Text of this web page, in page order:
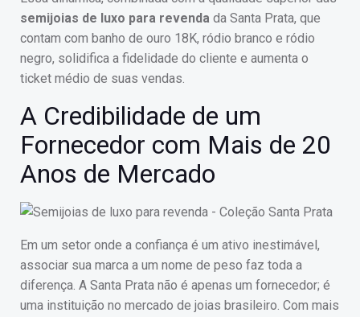
semijoias de luxo para revenda da Santa Prata, que
contam com banho de ouro 18K, ródio branco e ródio
negro, solidifica a fidelidade do cliente e aumenta o
ticket médio de suas vendas.
A Credibilidade de um
Fornecedor com Mais de 20
Anos de Mercado
Em um setor onde a confiança é um ativo inestimável,
associar sua marca a um nome de peso faz toda a
diferença. A Santa Prata não é apenas um fornecedor; é
uma instituição no mercado de joias brasileiro. Com mais